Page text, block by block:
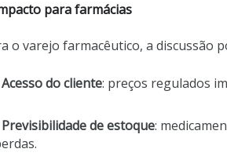
para farmácias
o varejo farmacêutico, a discussão
Acesso do cliente: preços regulados
Previsibilidade de estoque: